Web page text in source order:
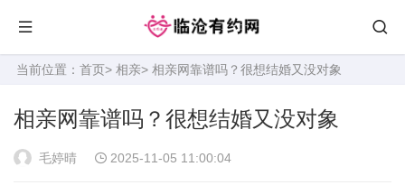
当前位置： 首页> 相亲> 相亲网靠谱吗？很想结婚又没对象
相亲网靠谱吗？很想结婚又没对象
毛婷晴 2025-11-05 11:00:04